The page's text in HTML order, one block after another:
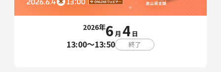
2026年6月 4 日
13:00〜13:50 終了